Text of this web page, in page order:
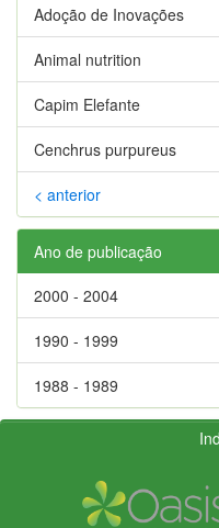
Adoção de Inovações
Animal nutrition
Capim Elefante
Cenchrus purpureus
< anterior
Ano de publicação
2000 - 2004
1990 - 1999
1988 - 1989